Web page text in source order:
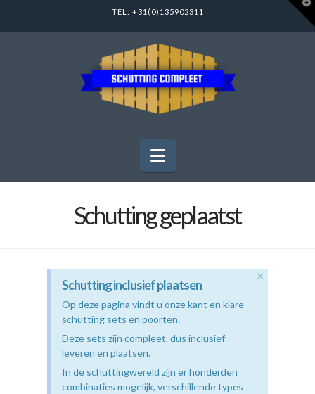
TEL: +31(0)135902311
Navigation
Schutting geplaatst
×
Schutting inclusief plaatsen
Op deze pagina vindt u onze kant en klare
schutting sets en poorten.
Deze sets zijn compleet, dus inclusief
leveren en plaatsen.
In de schuttingwereld zijn er honderden
combinaties mogelijk, verschillende types